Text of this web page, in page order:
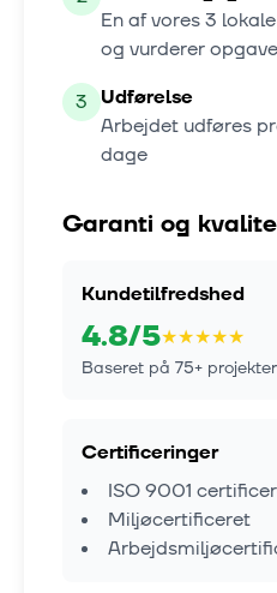
En af vores3
og vurderer
3 Udførelse
Arbejdet udføres
dage
Garanti og
Kundetilfredshed
4.8/5★★★★★
Baseret på 75+ projekter
Certificeringer
ISO 9001
Miljøcertificeret